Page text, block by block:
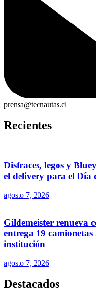
prensa@tecnautas.cl
Recientes
Disfraces, legos y
el delivery para el Día
agosto 7, 2026
Gildemeister renueva
entrega 19
institución
agosto 7, 2026
Destacados